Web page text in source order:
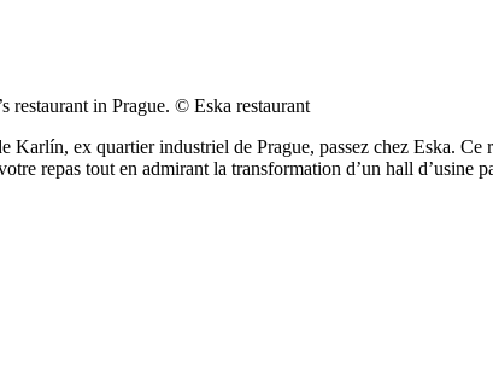
restaurant in Prague. © Eska restaurant
Karlín, ex quartier industriel de Prague, passez chez Eska.
repas tout en admirant la transformation d’un hall d’usine